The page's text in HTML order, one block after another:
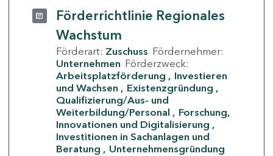
Förderrichtlinie Regionales
Wachstum
Förderart: Zuschuss Fördernehmer:
Unternehmen Förderzweck:
Arbeitsplatzförderung
Investieren
und Wachsen
Existenzgründung
Qualifizierung/Aus- und
Weiterbildung/Personal
Forschung,
Innovationen und Digitalisierung
Investitionen in Sachanlagen und
Beratung
Unternehmensgründung